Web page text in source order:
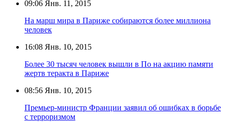
09:06 Янв. 11, 2015
На марш мира в Париже собираются более миллиона
человек
16:08 Янв. 10, 2015
Более 30 тысяч человек вышли в По на акцию памяти
жертв теракта в Париже
08:56 Янв. 10, 2015
Премьер-министр Франции заявил об ошибках в борьбе
с терроризмом